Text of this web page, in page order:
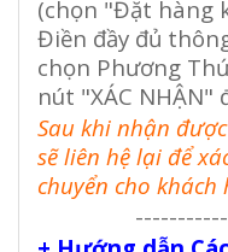
(chọn "Đặt hàng
Điền đầy đủ
chọn Phương
nút "XÁC
Sau khi nhận
sẽ liên hệ lại để
chuyển cho khách